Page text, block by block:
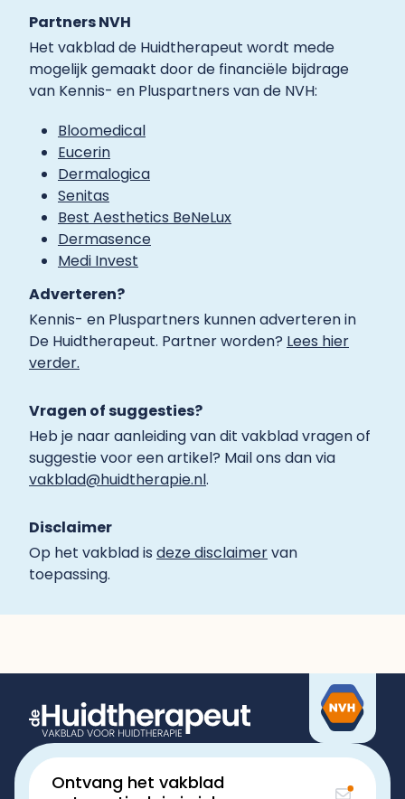
Partners NVH
Het vakblad de Huidtherapeut wordt mede
mogelijk gemaakt door de financiële bijdrage
van Kennis- en Pluspartners van de NVH:
Bloomedical
Eucerin
Dermalogica
Senitas
Best Aesthetics BeNeLux
Dermasence
Medi Invest
Adverteren?
Kennis- en Pluspartners kunnen adverteren in
De Huidtherapeut. Partner worden? Lees hier
verder.
Vragen of suggesties?
Heb je naar aanleiding van dit vakblad vragen of
suggestie voor een artikel? Mail ons dan via
vakblad@huidtherapie.nl.
Disclaimer
Op het vakblad is deze disclaimervan
toepassing.
Ontvang het vakblad